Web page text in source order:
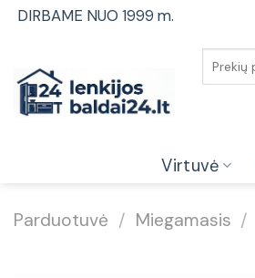
SkipDIRBAME NUO 1999 m.
Virtuvė
Parduotuvė / Miegamasis /